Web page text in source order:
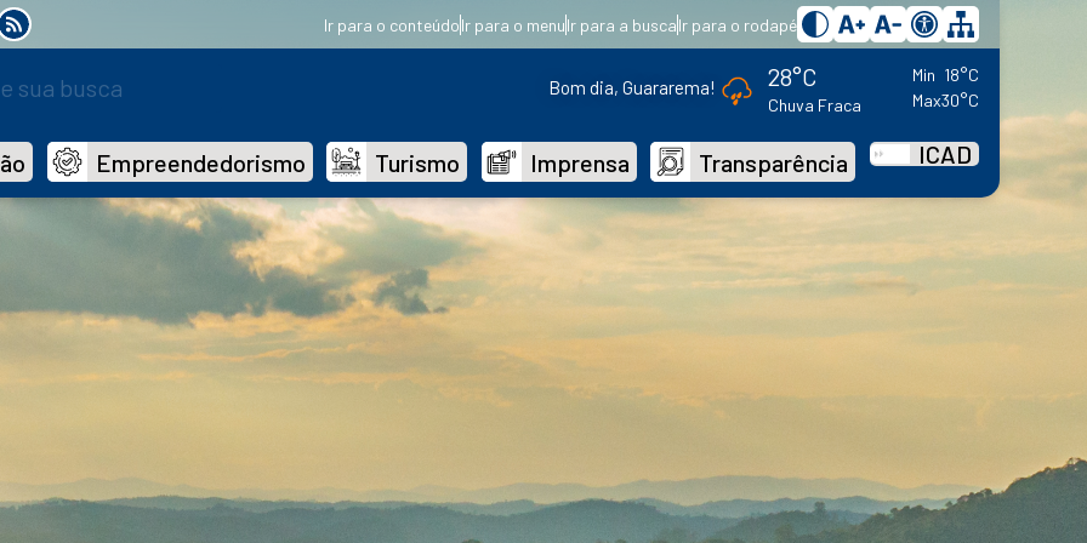
Ir para o conteúdoIr para o menuIr para a buscaIr para o rodapé
Bom dia, Guararema! 28°C
Chuva Fraca
Min 18°C
Max30°C
Empreendedorismo Turismo Imprensa Transparência ICAD